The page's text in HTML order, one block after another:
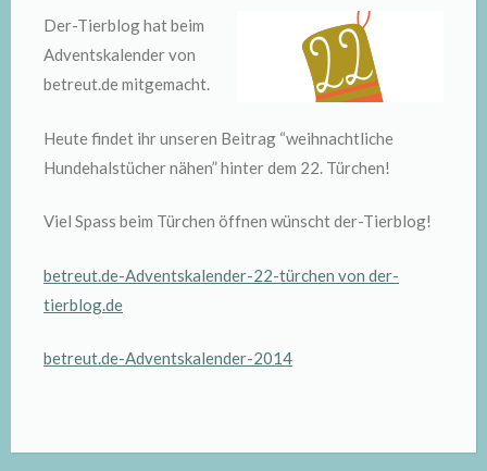
Der-Tierblog hat beim
Adventskalender von
betreut.de mitgemacht.
Heute findet ihr unseren Beitrag “weihnachtliche
Hundehalstücher nähen” hinter dem 22. Türchen!
Viel Spass beim Türchen öffnen wünscht der-Tierblog!
betreut.de-Adventskalender-22-türchen von der-
tierblog.de
betreut.de-Adventskalender-2014